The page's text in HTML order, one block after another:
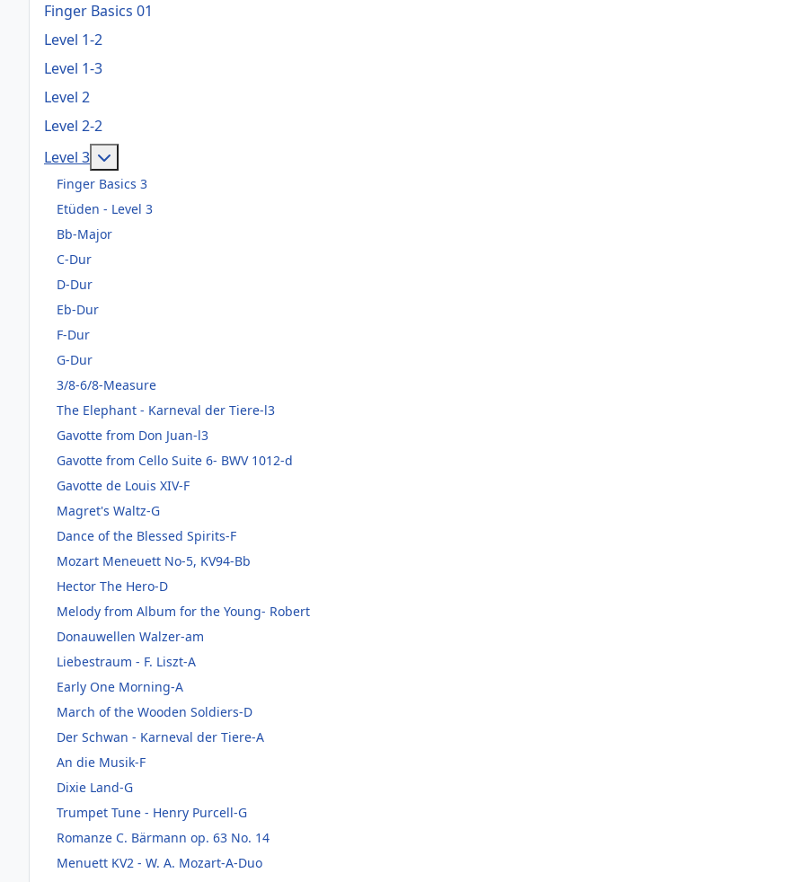
Finger Basics 01
Level 1-2
Level 1-3
Level 2
Level 2-2
Level 3
Finger Basics 3
Etüden - Level 3
Bb-Major
C-Dur
D-Dur
Eb-Dur
F-Dur
G-Dur
3/8-6/8-Measure
The Elephant - Karneval der Tiere-l3
Gavotte from Don Juan-l3
Gavotte from Cello Suite 6- BWV 1012-d
Gavotte de Louis XIV-F
Magret's Waltz-G
Dance of the Blessed Spirits-F
Mozart Meneuett No-5, KV94-Bb
Hector The Hero-D
Melody from Album for the Young- Robert
Donauwellen Walzer-am
Liebestraum - F. Liszt-A
Early One Morning-A
March of the Wooden Soldiers-D
Der Schwan - Karneval der Tiere-A
An die Musik-F
Dixie Land-G
Trumpet Tune - Henry Purcell-G
Romanze C. Bärmann op. 63 No. 14
Menuett KV2 - W. A. Mozart-A-Duo